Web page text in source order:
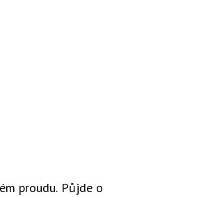
proudu. Půjde o